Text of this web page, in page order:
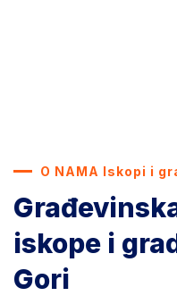
O NAMA Iskopi i
iskope i
Gori